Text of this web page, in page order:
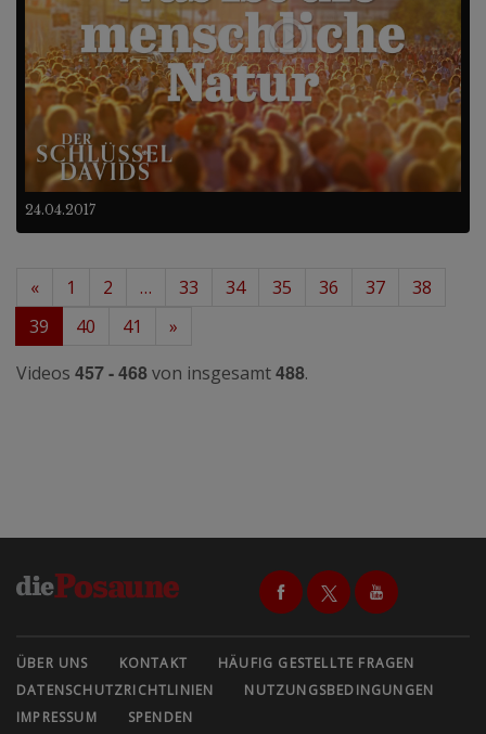
24.04.2017
« 1 2 … 33 34 35 36 37
38
39
40 41
»
Videos 457 - 468von insgesamt488.
ÜBER UNS KONTAKT
HÄUFIG GESTELLTE FRAGEN
DATENSCHUTZRICHTLINIEN
NUTZUNGSBEDINGUNGEN
IMPRESSUM
SPENDEN